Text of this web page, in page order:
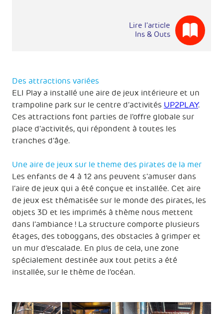
Lire l’article
Ins & Outs
Des attractions variées
ELI Play a installé une aire de jeux intérieure et un
trampoline park sur le centre d’activités UP2PLAY.
Ces attractions font parties de l’offre globale sur
place d’activités, qui répondent à toutes les
tranches d’âge.
Une aire de jeux sur le theme des pirates de la mer
Les enfants de 4 à 12 ans peuvent s’amuser dans
l’aire de jeux qui a été conçue et installée. Cet aire
de jeux est thématisée sur le monde des pirates, les
objets 3D et les imprimés à thème nous mettent
dans l’ambiance ! La structure comporte plusieurs
étages, des toboggans, des obstacles à grimper et
un mur d’escalade. En plus de cela, une zone
spécialement destinée aux tout petits a été
installée, sur le thème de l’océan.